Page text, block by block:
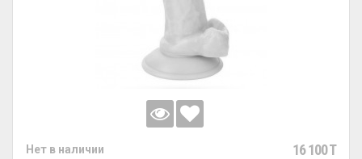
Нет в наличии 16 100 T